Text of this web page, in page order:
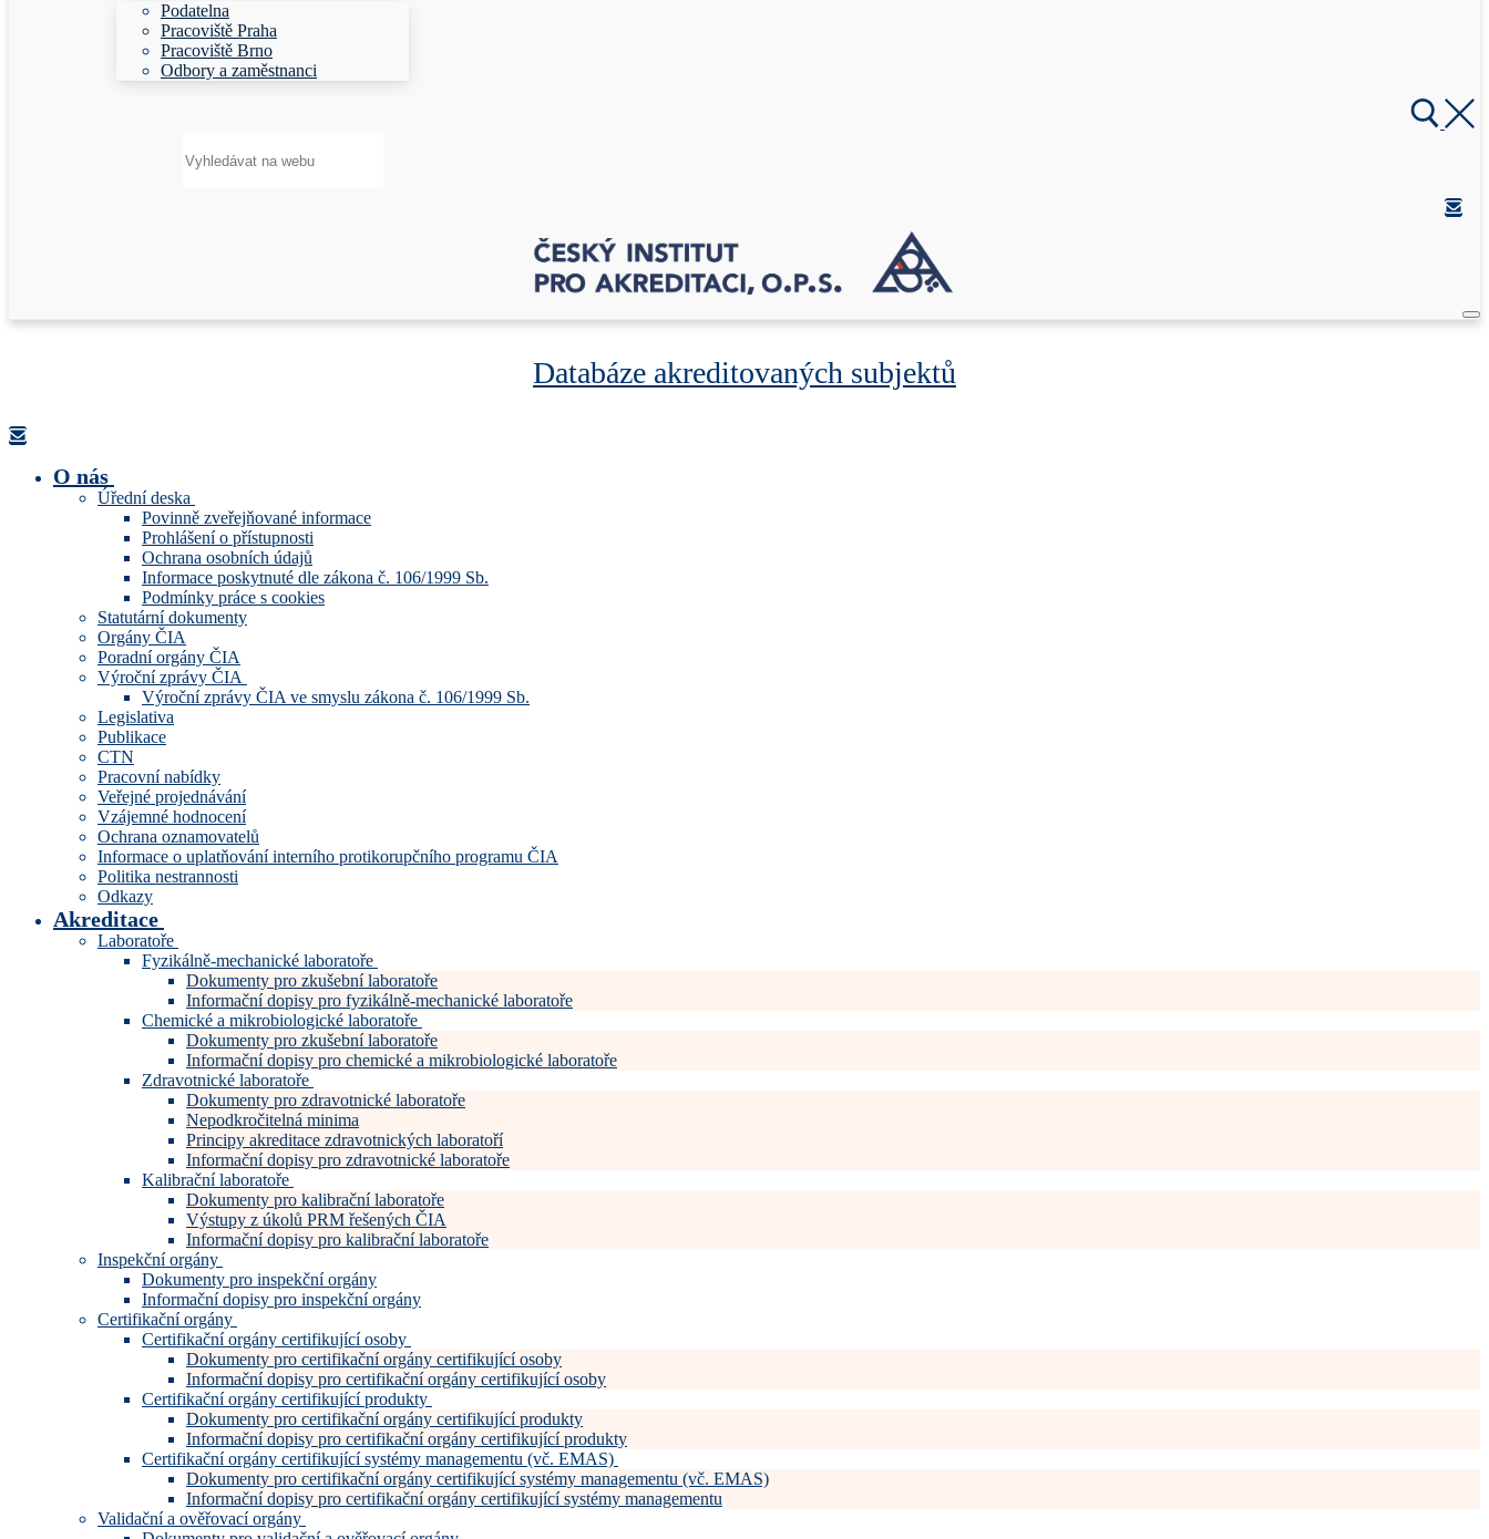
Podatelna
Pracoviště Praha
Pracoviště Brno
Odbory a zaměstnanci
Databáze akreditovaných subjektů
O nás
Úřední deska
Povinně zveřejňované informace
Prohlášení o přístupnosti
Ochrana osobních údajů
Informace poskytnuté dle zákona č. 106/1999 Sb.
Podmínky práce s cookies
Statutární dokumenty
Orgány ČIA
Poradní orgány ČIA
Výroční zprávy ČIA
Výroční zprávy ČIA ve smyslu zákona č. 106/1999 Sb.
Legislativa
Publikace
CTN
Pracovní nabídky
Veřejné projednávání
Vzájemné hodnocení
Ochrana oznamovatelů
Informace o uplatňování interního protikorupčního programu ČIA
Politika nestrannosti
Odkazy
Akreditace
Laboratoře
Fyzikálně-mechanické laboratoře
Dokumenty pro zkušební laboratoře
Informační dopisy pro fyzikálně-mechanické laboratoře
Chemické a mikrobiologické laboratoře
Dokumenty pro zkušební laboratoře
Informační dopisy pro chemické a mikrobiologické laboratoře
Zdravotnické laboratoře
Dokumenty pro zdravotnické laboratoře
Nepodkročitelná minima
Principy akreditace zdravotnických laboratoří
Informační dopisy pro zdravotnické laboratoře
Kalibrační laboratoře
Dokumenty pro kalibrační laboratoře
Výstupy z úkolů PRM řešených ČIA
Informační dopisy pro kalibrační laboratoře
Inspekční orgány
Dokumenty pro inspekční orgány
Informační dopisy pro inspekční orgány
Certifikační orgány
Certifikační orgány certifikující osoby
Dokumenty pro certifikační orgány certifikující osoby
Informační dopisy pro certifikační orgány certifikující osoby
Certifikační orgány certifikující produkty
Dokumenty pro certifikační orgány certifikující produkty
Informační dopisy pro certifikační orgány certifikující produkty
Certifikační orgány certifikující systémy managementu (vč. EMAS)
Dokumenty pro certifikační orgány certifikující systémy managementu (vč. EMAS)
Informační dopisy pro certifikační orgány certifikující systémy managementu
Validační a ověřovací orgány